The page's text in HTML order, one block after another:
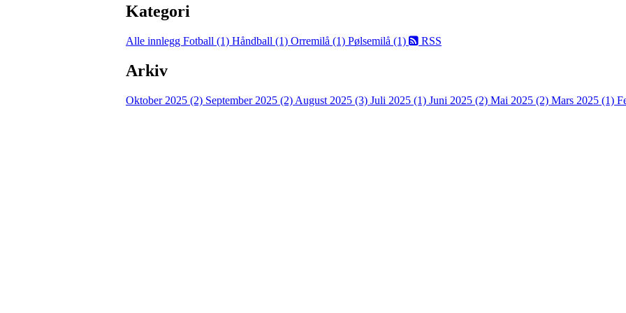
Kategori
Alle innlegg Fotball (1) Håndball (1) Orremilå (1) Pølsemilå (1) RSS
Arkiv
Oktober 2025 (2) September 2025 (2) August 2025 (3) Juli 2025 (1) Juni 2025 (2) Mai 2025 (2) Mars 2025 (1)